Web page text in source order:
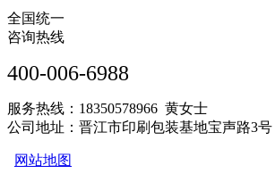
全国统一
咨询热线
400-006-6988
服务热线：18350578966 黄女士
公司地址：晋江市印刷包装基地宝声路3号
网站地图